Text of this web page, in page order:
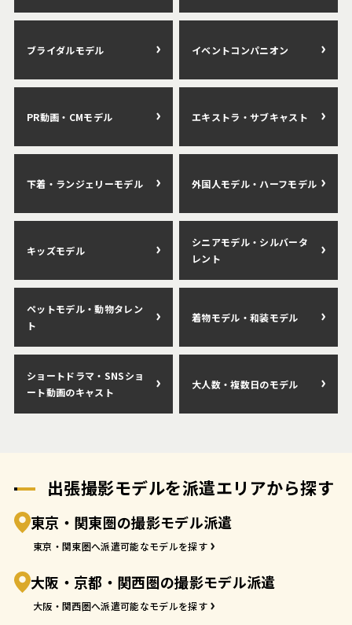
ブライダルモデル イベントコンパニオン
PR動画・CMモデル エキストラ・サブキャスト
下着・ランジェリーモデル 外国人モデル・ハーフモデル
キッズモデル
シニアモデル・シルバータ
レント
ペットモデル・動物タレン
ト
着物モデル・和装モデル
ショートドラマ・SNSショ
ート動画のキャスト
大人数・複数日のモデル
出張撮影モデルを派遣エリアから探す
東京・関東圏の撮影モデル派遣
東京・関東圏へ派遣可能なモデルを探す
大阪・京都・関西圏の撮影モデル派遣
大阪・関西圏へ派遣可能なモデルを探す